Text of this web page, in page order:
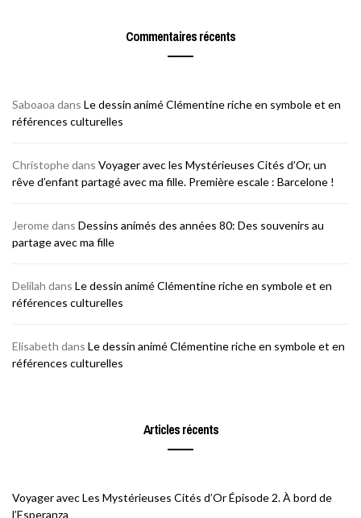
Commentaires récents
Saboaoa dans Le dessin animé Clémentine riche en symbole et en
références culturelles
Christophedans Voyager avec les Mystérieuses Cités d’Or, un
rêve d’enfant partagé avec ma fille. Première escale : Barcelone !
Jeromedans Dessins animés des années 80: Des souvenirs au
partage avec ma fille
Delilah dans Le dessin animé Clémentine riche en symbole et en
références culturelles
Elisabeth dans Le dessin animé Clémentine riche en symbole et en
références culturelles
Articles récents
Voyager avec Les Mystérieuses Cités d’Or Épisode 2. À bord de
l’Esperanza